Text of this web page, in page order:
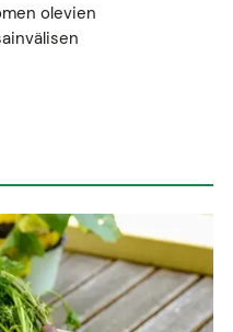
olevien